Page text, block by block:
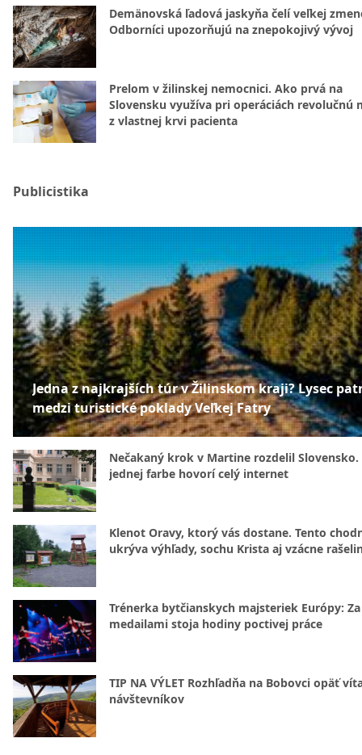
Demänovská ľadová jaskyňa čelí veľkej
Odborníci upozorňujú na znepokojivý vývoj
Prelom v žilinskej nemocnici. Ako prvá na
Slovensku využíva pri operáciách revolučnú
z vlastnej krvi pacienta
Publicistika
Jedna z najkrajších túr v Žilinskom kraji? Lysec
medzi turistické poklady Veľkej Fatry
Nečakaný krok v Martine rozdelil Slovensko.
jednej farbe hovorí celý internet
Klenot Oravy, ktorý vás dostane. Tento
ukrýva výhľady, sochu Krista aj vzácne
Trénerka bytčianskych majsteriek Európy: Za
medailami stoja hodiny poctivej práce
TIP NA VÝLET Rozhľadňa na Bobovci opäť
návštevníkov